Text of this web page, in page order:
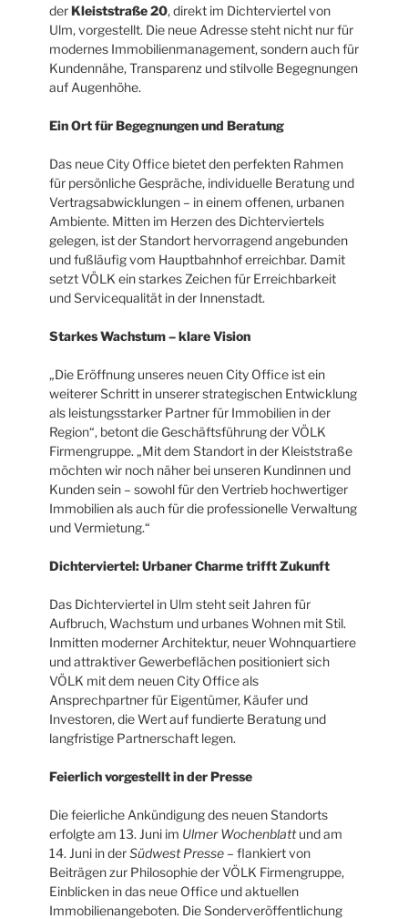
derKleiststraße 20, direkt im Dichterviertel von
Ulm, vorgestellt. Die neue Adresse steht nicht nur für
modernes Immobilienmanagement, sondern auch für
Kundennähe, Transparenz und stilvolle Begegnungen
auf Augenhöhe.
Ein Ort für Begegnungen und Beratung
Das neue City Office bietet den perfekten Rahmen
für persönliche Gespräche, individuelle Beratung und
Vertragsabwicklungen – in einem offenen, urbanen
Ambiente. Mitten im Herzen des Dichterviertels
gelegen, ist der Standort hervorragend angebunden
und fußläufig vom Hauptbahnhof erreichbar. Damit
setzt VÖLK ein starkes Zeichen für Erreichbarkeit
und Servicequalität in der Innenstadt.
Starkes Wachstum – klare Vision
„Die Eröffnung unseres neuen City Office ist ein
weiterer Schritt in unserer strategischen Entwicklung
als leistungsstarker Partner für Immobilien in der
Region“, betont die Geschäftsführung der VÖLK
Firmengruppe. „Mit dem Standort in der Kleiststraße
möchten wir noch näher bei unseren Kundinnen und
Kunden sein – sowohl für den Vertrieb hochwertiger
Immobilien als auch für die professionelle Verwaltung
und Vermietung.“
Dichterviertel: Urbaner Charme trifft Zukunft
Das Dichterviertel in Ulm steht seit Jahren für
Aufbruch, Wachstum und urbanes Wohnen mit Stil.
Inmitten moderner Architektur, neuer Wohnquartiere
und attraktiver Gewerbeflächen positioniert sich
VÖLK mit dem neuen City Office als
Ansprechpartner für Eigentümer, Käufer und
Investoren, die Wert auf fundierte Beratung und
langfristige Partnerschaft legen.
Feierlich vorgestellt in der Presse
Die feierliche Ankündigung des neuen Standorts
erfolgte am 13. Juni im Ulmer Wochenblattund am
14. Juni in derSüdwest Presse – flankiert von
Beiträgen zur Philosophie der VÖLK Firmengruppe,
Einblicken in das neue Office und aktuellen
Immobilienangeboten. Die Sonderveröffentlichung